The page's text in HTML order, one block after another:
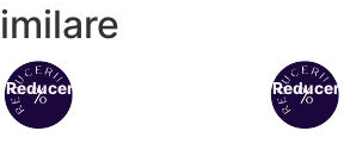
Reduceri!